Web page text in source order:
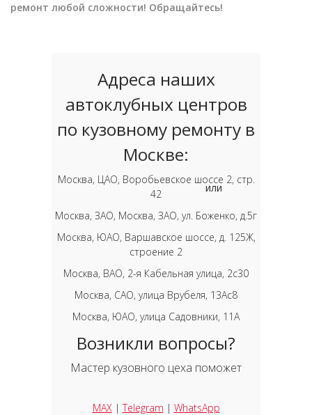
ремонт любой сложности! Обращайтесь!
Адреса наших
автоклубных центров
по кузовному ремонту в
Москве:
Москва, ЦАО, Воробьевское шоссе 2, стр.
42
Москва, ЗАО, Москва, ЗАО, ул. Боженко, д.5г
Москва, ЮАО, Варшавское шоссе, д. 125Ж,
строение 2
Москва, ВАО, 2-я Кабельная улица, 2с30
Москва, САО, улица Врубеля, 13Ас8
Москва, ЮАО, улица Садовники, 11А
Возникли вопросы?
Мастер кузовного цеха поможет
MAX|Telegram | WhatsApp
или